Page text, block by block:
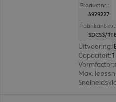
Productnr.:
4929227
Fabrikant-nr.:
SDCS3/
Uitvoering:
Capaciteit:
Vormfactor:
Max.